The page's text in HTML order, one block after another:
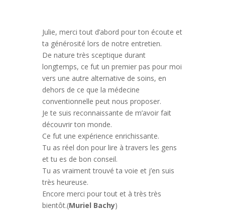
Julie, merci tout d’abord pour ton écoute et
ta générosité lors de notre entretien.
De nature très sceptique durant
longtemps, ce fut un premier pas pour moi
vers une autre alternative de soins, en
dehors de ce que la médecine
conventionnelle peut nous proposer.
Je te suis reconnaissante de m’avoir fait
découvrir ton monde.
Ce fut une expérience enrichissante.
Tu as réel don pour lire à travers les gens
et tu es de bon conseil.
Tu as vraiment trouvé ta voie et j’en suis
très heureuse.
Encore merci pour tout et à très très
bientôt.(Muriel Bachy)